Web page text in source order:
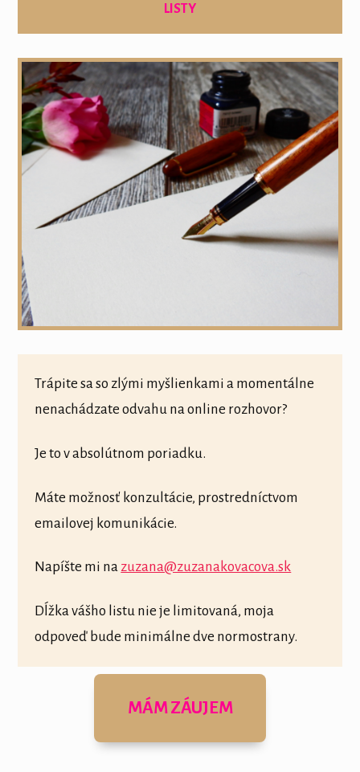
LISTY
Trápite sa so zlými myšlienkami a momentálne
nenachádzate odvahu na online rozhovor?
Je to v absolútnom poriadku.
Máte možnosť konzultácie, prostredníctvom
emailovej komunikácie.
Napíšte mi na zuzana@zuzanakovacova.sk
Dĺžka vášho listu nie je limitovaná, moja
odpoveď bude minimálne dve normostrany.
MÁM ZÁUJEM